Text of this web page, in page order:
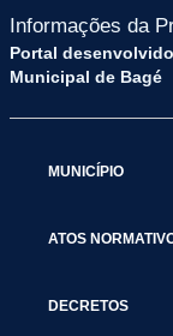
Informações da
Portal
Municipal de Bagé
MUNICÍPIO
ATOS
DECRETOS